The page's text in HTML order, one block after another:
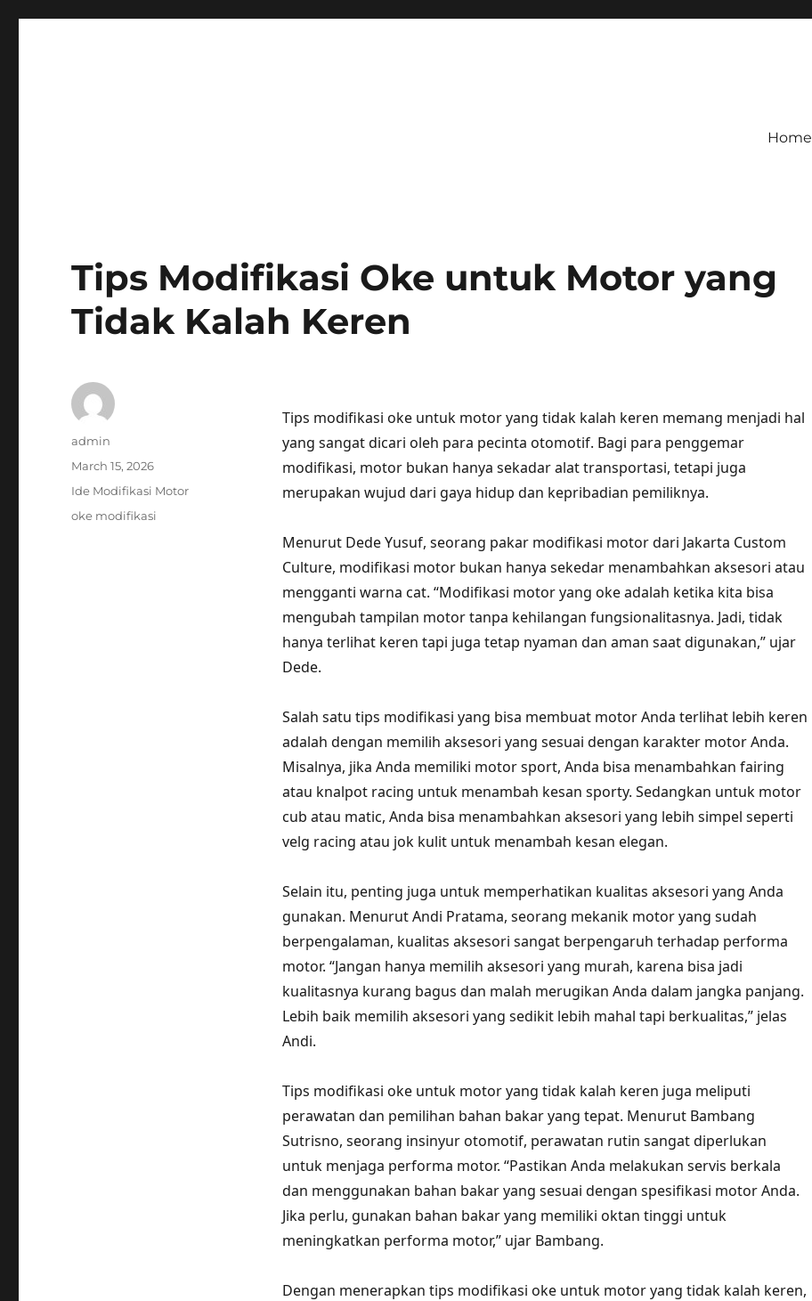
Home
Tips Modifikasi Oke untuk Motor yang
Tidak Kalah Keren
Tips modifikasi oke untuk motor yang tidak kalah keren memang menjadi hal
yang sangat dicari oleh para pecinta otomotif. Bagi para penggemar
modifikasi, motor bukan hanya sekadar alat transportasi, tetapi juga
merupakan wujud dari gaya hidup dan kepribadian pemiliknya.
Menurut Dede Yusuf, seorang pakar modifikasi motor dari Jakarta Custom
Culture, modifikasi motor bukan hanya sekedar menambahkan aksesori atau
mengganti warna cat. “Modifikasi motor yang oke adalah ketika kita bisa
mengubah tampilan motor tanpa kehilangan fungsionalitasnya. Jadi, tidak
hanya terlihat keren tapi juga tetap nyaman dan aman saat digunakan,” ujar
Dede.
Salah satu tips modifikasi yang bisa membuat motor Anda terlihat lebih keren
adalah dengan memilih aksesori yang sesuai dengan karakter motor Anda.
Misalnya, jika Anda memiliki motor sport, Anda bisa menambahkan fairing
atau knalpot racing untuk menambah kesan sporty. Sedangkan untuk motor
cub atau matic, Anda bisa menambahkan aksesori yang lebih simpel seperti
velg racing atau jok kulit untuk menambah kesan elegan.
Selain itu, penting juga untuk memperhatikan kualitas aksesori yang Anda
gunakan. Menurut Andi Pratama, seorang mekanik motor yang sudah
berpengalaman, kualitas aksesori sangat berpengaruh terhadap performa
motor. “Jangan hanya memilih aksesori yang murah, karena bisa jadi
kualitasnya kurang bagus dan malah merugikan Anda dalam jangka panjang.
Lebih baik memilih aksesori yang sedikit lebih mahal tapi berkualitas,” jelas
Andi.
Tips modifikasi oke untuk motor yang tidak kalah keren juga meliputi
perawatan dan pemilihan bahan bakar yang tepat. Menurut Bambang
Sutrisno, seorang insinyur otomotif, perawatan rutin sangat diperlukan
untuk menjaga performa motor. “Pastikan Anda melakukan servis berkala
dan menggunakan bahan bakar yang sesuai dengan spesifikasi motor Anda.
Jika perlu, gunakan bahan bakar yang memiliki oktan tinggi untuk
meningkatkan performa motor,” ujar Bambang.
Dengan menerapkan tips modifikasi oke untuk motor yang tidak kalah keren,
Author
admin
Posted
on
March 15, 2026
Categories
Ide Modifikasi Motor
Tags
oke modifikasi